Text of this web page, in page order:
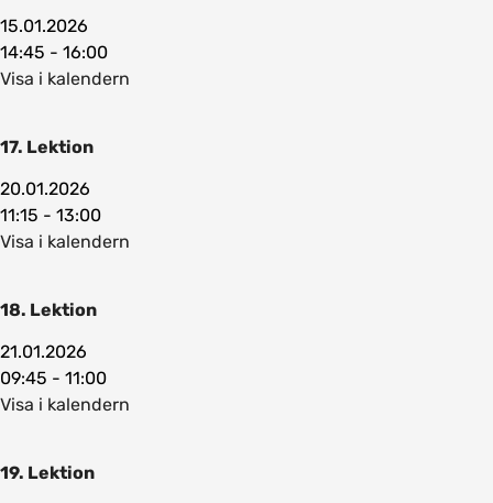
15.01.2026
14:45 - 16:00
Visa i kalendern
17. Lektion
20.01.2026
11:15 - 13:00
Visa i kalendern
18. Lektion
21.01.2026
09:45 - 11:00
Visa i kalendern
19. Lektion